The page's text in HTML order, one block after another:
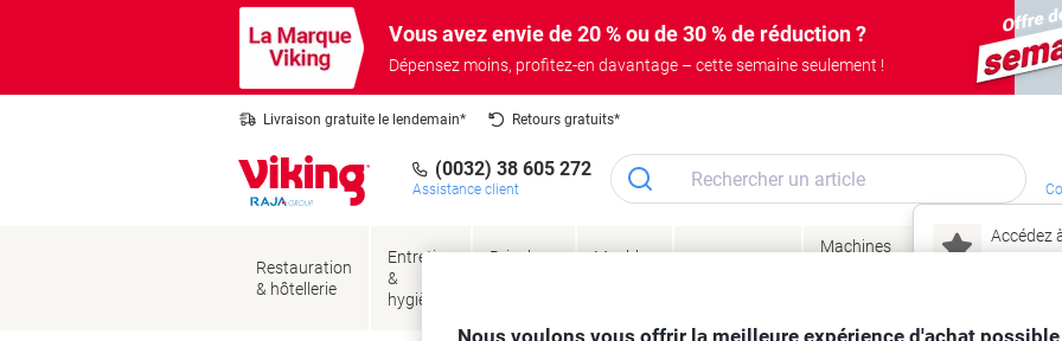
Vous avez envie de 20 % ou de 30 % de réduction ?
Dépensez moins, profitez-en davantage – cette semaine seulement !
Livraison gratuite le lendemain* Retours gratuits*
(0032) 38 605 272
Assistance client
Accédez
Restauration
& hôtellerie
Entretien
&
hygiène
Bricolage
Meubles
Machines
Encres